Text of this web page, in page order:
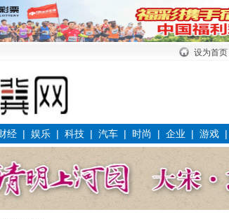
设为首页
经 | 娱乐 | 科技 | 汽车 | 时尚 | 企业 | 游戏 |